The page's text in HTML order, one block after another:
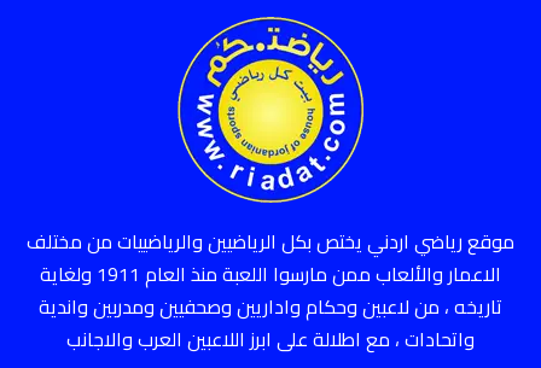
موقع رياضي اردني يختص بكل الرياضيين والرياضييات من مختلف
الاعمار والألعاب ممن مارسوا اللعبة منذ العام 1911 ولغاية
تاريخه ، من لاعبين وحكام واداريين وصحفيين ومدربين واندية
واتحادات ، مع اطلالة على ابرز اللاعبين العرب والاجانب